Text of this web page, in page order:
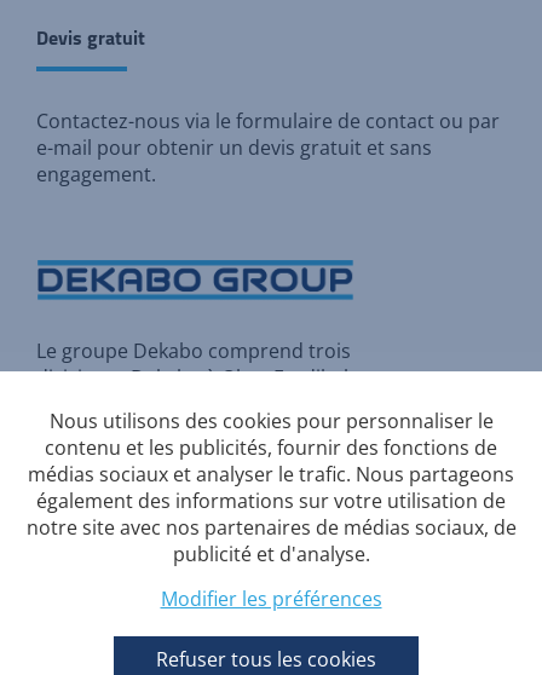
Devis gratuit
Contactez-nous via le formulaire de contact ou par
e-mail pour obtenir un devis gratuit et sans
engagement.
Le groupe Dekabo comprend trois
divisions :Dekaboà Olen,Fordibel
(Bruxelles).
Conditions-generales
Nous utilisons des cookies pour personnaliser le
contenu et les publicités, fournir des fonctions de
médias sociaux et analyser le trafic. Nous partageons
également des informations sur votre utilisation de
notre site avec nos partenaires de médias sociaux, de
publicité et d'analyse.
Modifier les préférences
Refuser tous les cookies